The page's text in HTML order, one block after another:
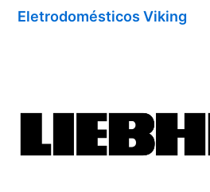
Eletrodomésticos Viking